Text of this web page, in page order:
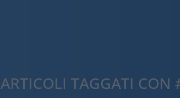
ARTICOLI TAGGATI CON